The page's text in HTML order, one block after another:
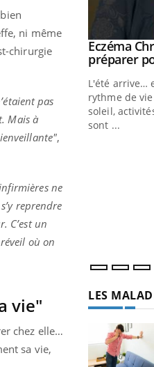
ni même
chirurgie
pas
Mais à
,
ne
reprendre
C’est un
où on
vie"
chez elle…
sa vie,
: et si on
chez les
les soignants.
Youtube
Eczéma
préparer
L'été arrive…
rythme de
soleil,
sont ...
LES